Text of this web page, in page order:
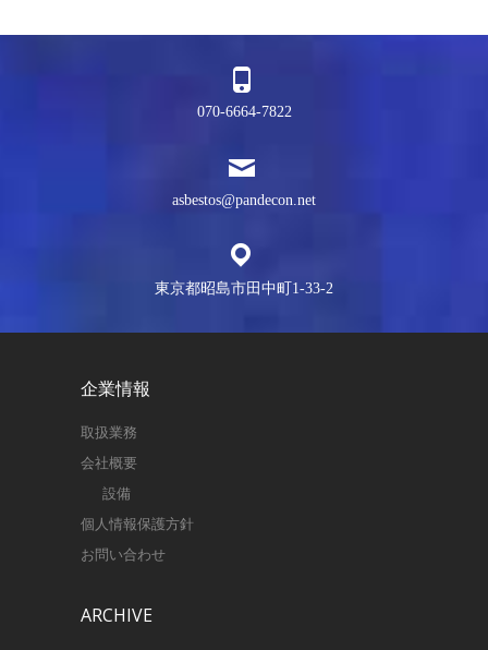
070-6664-7822
asbestos@pandecon.net
東京都昭島市田中町1-33-2
企業情報
取扱業務
会社概要
設備
個人情報保護方針
お問い合わせ
ARCHIVE